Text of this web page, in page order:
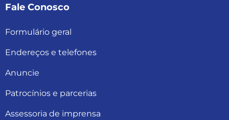
Fale Conosco
Formulário geral
Endereços e telefones
Anuncie
Patrocínios e parcerias
Assessoria de imprensa